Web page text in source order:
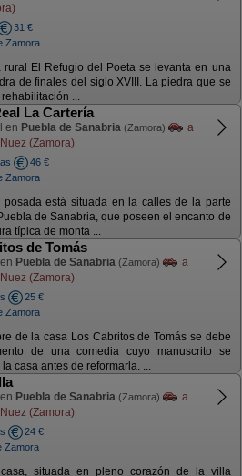
31 €
Zamora
rural El Refugio del Poeta se levanta en una
de finales del siglo XVIII. La piedra que se
...
La Cartería
en Puebla de Sanabria (Zamora)
a
(Zamora)
46 €
Zamora
posada está situada en la calles de la parte
de Sanabria, que poseen el encanto de
típica de monta ...
de Tomás
Puebla de Sanabria (Zamora)
a
(Zamora)
25 €
Zamora
de la casa Los Cabritos de Tomás se debe
de una comedia cuyo manuscrito se
casa antes de reformarla. ...
Puebla de Sanabria (Zamora)
a
(Zamora)
24 €
Zamora
situada en pleno corazón de la villa